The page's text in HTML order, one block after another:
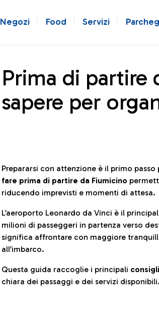
Negozi Food Servizi
Prima di partire
sapere per
Prepararsi con attenzione è il primo
fare prima di partire da Fiumicino
riducendo imprevisti e momenti di attesa.
L’aeroporto Leonardo da Vinci è il
milioni di passeggeri in partenza verso
significa affrontare con maggiore
all’imbarco.
Questa guida raccoglie i principali
chiara dei passaggi e dei servizi disponibili.